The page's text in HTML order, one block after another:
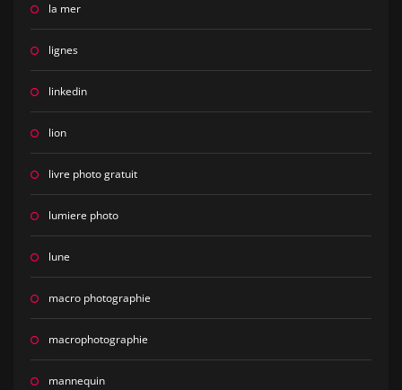
la mer
lignes
linkedin
lion
livre photo gratuit
lumiere photo
lune
macro photographie
macrophotographie
mannequin